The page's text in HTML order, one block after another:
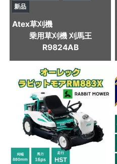
新品
Atex草刈機
乗用草刈機 刈馬王
R9824AB